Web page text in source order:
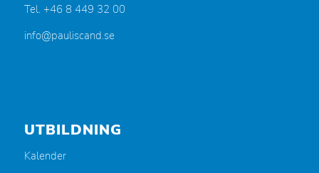
Tel. +46 8 449 32 00
info@pauliscand.se
UTBILDNING
Kalender